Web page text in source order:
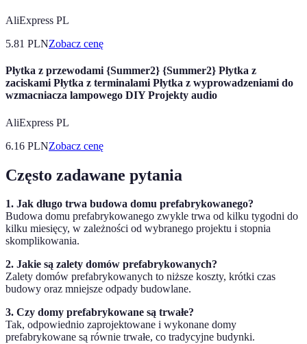
AliExpress PL
5.81 PLNZobacz cenę
Płytka z przewodami {Summer2} {Summer2} Płytka z
zaciskami Płytka z terminalami Płytka z wyprowadzeniami do
wzmacniacza lampowego DIY Projekty audio
AliExpress PL
6.16 PLNZobacz cenę
Często zadawane pytania
1. Jak długo trwa budowa domu prefabrykowanego?
Budowa domu prefabrykowanego zwykle trwa od kilku tygodni do
kilku miesięcy, w zależności od wybranego projektu i stopnia
skomplikowania.
2. Jakie są zalety domów prefabrykowanych?
Zalety domów prefabrykowanych to niższe koszty, krótki czas
budowy oraz mniejsze odpady budowlane.
3. Czy domy prefabrykowane są trwałe?
Tak, odpowiednio zaprojektowane i wykonane domy
prefabrykowane są równie trwałe, co tradycyjne budynki.